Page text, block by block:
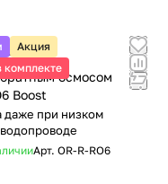
Акция
комплекте
шт
осмосом
Boost
даже при низком
Арт. OR-R-RO6